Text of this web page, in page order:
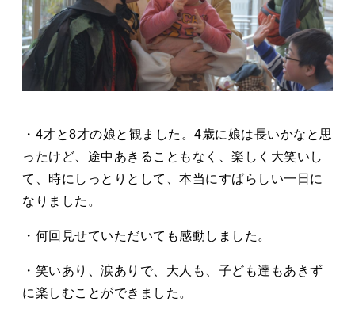
・4才と8才の娘と観ました。4歳に娘は長いかなと思
ったけど、途中あきることもなく、楽しく大笑いし
て、時にしっとりとして、本当にすばらしい一日に
なりました。
・何回見せていただいても感動しました。
・笑いあり、涙ありで、大人も、子ども達もあきず
に楽しむことができました。